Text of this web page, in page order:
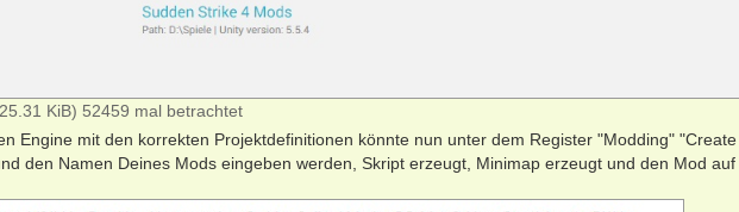
KiB) 52459 mal betrachtet
Engine mit den korrekten Projektdefinitionen könnte nun unter dem Register "Modding"
den Namen Deines Mods eingeben werden, Skript erzeugt, Minimap erzeugt und den Mod auf